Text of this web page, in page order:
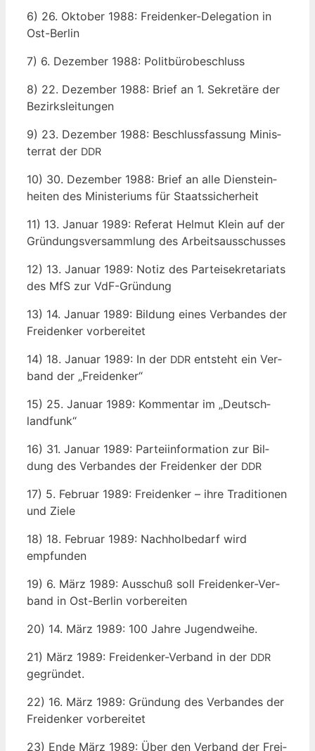
6) 26. Okto­ber 1988: Frei­den­ker-Dele­ga­ti­on in
Ost-Berlin
7) 6. Dezem­ber 1988: Politbürobeschluss
8) 22. Dezem­ber 1988: Brief an 1. Sekre­tä­re der
Bezirksleitungen
9) 23. Dezem­ber 1988: Beschluss­fas­sung Minis­
ter­rat der DDR
10) 30. Dezem­ber 1988: Brief an alle Dienst­ein­
hei­ten des Minis­te­ri­ums für Staatssicherheit
11) 13. Janu­ar 1989: Refe­rat Hel­mut Klein auf der
Grün­dungs­ver­samm­lung des Arbeitsausschusses
12) 13. Janu­ar 1989: Notiz des Par­tei­se­kre­ta­ri­ats
des MfS zur VdF-Gründung
13) 14. Janu­ar 1989: Bil­dung eines Ver­ban­des der
Frei­den­ker vorbereitet
14) 18. Janu­ar 1989: In der DDR ent­steht ein Ver­
band der „Frei­den­ker“
15) 25. Janu­ar 1989: Kom­men­tar im „Deutsch­
land­funk“
16) 31. Janu­ar 1989: Par­tei­in­for­ma­ti­on zur Bil­
dung des Ver­ban­des der Frei­den­ker der DDR
17) 5. Febru­ar 1989: Frei­den­ker – ihre Tra­di­tio­nen
und Ziele
18) 18. Febru­ar 1989: Nach­hol­be­darf wird
empfunden
19) 6. März 1989: Aus­schuß soll Frei­den­ker-Ver­
band in Ost-Ber­lin vorbereiten
20) 14. März 1989: 100 Jah­re Jugendweihe.
21) März 1989: Frei­den­ker-Ver­band in der DDR
gegründet.
22) 16. März 1989: Grün­dung des Ver­ban­des der
Frei­den­ker vorbereitet
23) Ende März 1989: Über den Ver­band der Frei­